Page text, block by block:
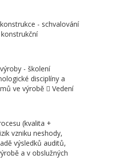
- schvalování
- školení
disciplíny a
ve výrobě  Vedení
(kvalita +
vzniku neshody,
výsledků auditů,
a v obslužných